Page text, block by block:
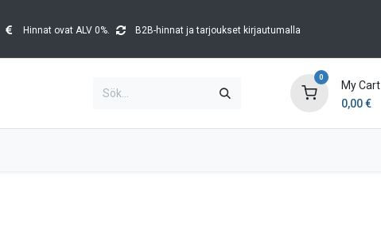
Hinnat ovat ALV 0%. B2B-hinnat ja tarjoukset kirjautumalla
0
My Cart
0,00€